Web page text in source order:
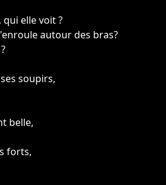
qui elle voit ?
autour des bras?
soupirs,
belle,
forts,